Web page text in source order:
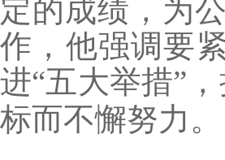
定的成绩，为
作，他强调要
进“五大举措”
标而不懈努力。